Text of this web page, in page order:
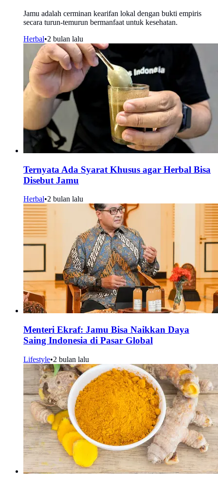
Jamu adalah cerminan kearifan lokal dengan bukti empiris
secara turun-temurun bermanfaat untuk kesehatan.
Herbal•2 bulan lalu
Ternyata Ada Syarat Khusus agar Herbal Bisa
Disebut Jamu
Herbal•2 bulan lalu
Menteri Ekraf: Jamu Bisa Naikkan Daya
Saing Indonesia di Pasar Global
Lifestyle•2 bulan lalu